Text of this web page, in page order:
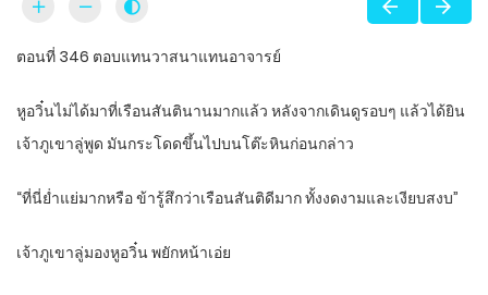
ตอนที่ 346 ตอบแทนวาสนาแทนอาจารย์
หูอวิ๋นไม่ได้มาที่เรือนสันตินานมากแล้ว หลังจากเดินดูรอบๆ แล้วได้ยิน
เจ้าภูเขาลู่พูด มันกระโดดขึ้นไปบนโต๊ะหินก่อนกล่าว
“ที่นี่ย่ำแย่มากหรือ ข้ารู้สึกว่าเรือนสันติดีมาก ทั้งงดงามและเงียบสงบ”
เจ้าภูเขาลู่มองหูอวิ๋น พยักหน้าเอ่ย